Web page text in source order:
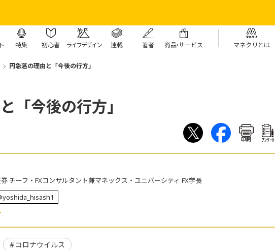
特集 初心者 ライフデザイン 連載 著者 商品・サービス マネクリとは
円急落の理由と「今後の行方」
「今後の行方」
印刷 ｱﾝｹｰﾄ
チーフ・FXコンサルタント兼マネックス・ユニバーシティ FX学長
コロナウイルス